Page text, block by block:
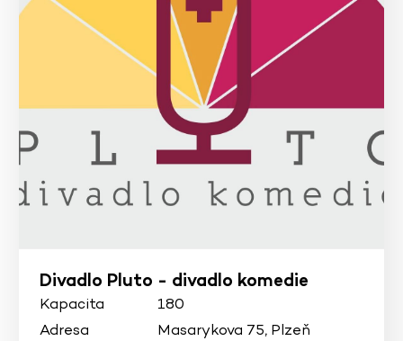
Divadlo Pluto - divadlo komedie
Kapacita
180
Adresa
Masarykova 75, Plzeň